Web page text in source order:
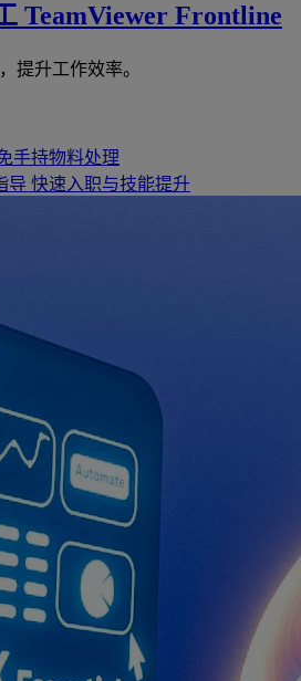
TeamViewer Frontline
提升工作效率。
手持物料处理
导 快速入职与技能提升